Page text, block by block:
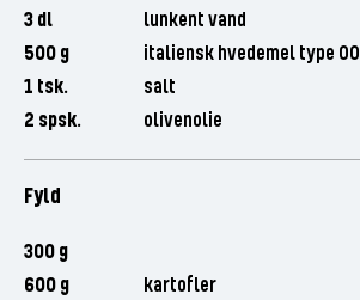
3 dl
lunkent vand
500 g
italiensk hvedemel type 00
1 tsk.
salt
2 spsk.
olivenolie
Fyld
300 g
600 g
kartofler